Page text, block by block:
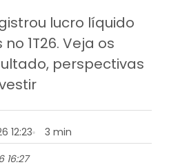
lucro líquido
1T26. Veja os
perspectivas
12:23
3 min
16:27